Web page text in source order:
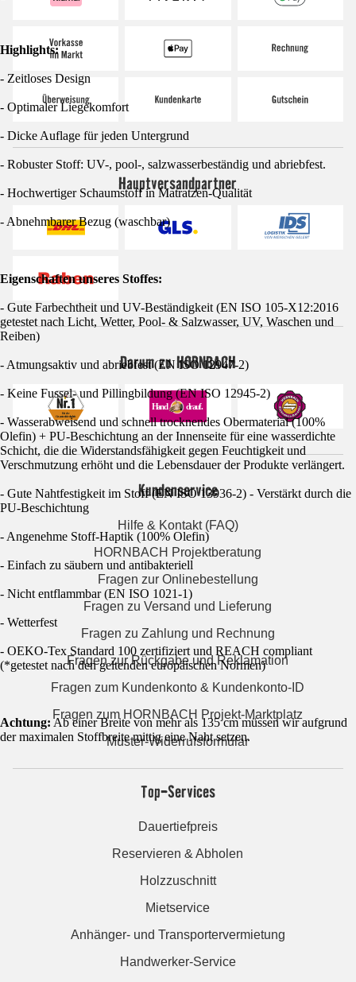
Highlights:
- Zeitloses Design
- Optimaler Liegekomfort
- Dicke Auflage für jeden Untergrund
- Robuster Stoff: UV-, pool-, salzwasserbeständig und abriebfest.
- Hochwertiger Schaumstoff in Matratzen-Qualität
- Abnehmbarer Bezug (waschbar)
Eigenschaften unseres Stoffes:
- Gute Farbechtheit und UV-Beständigkeit (EN ISO 105-X12:2016
getestet nach Licht, Wetter, Pool- & Salzwasser, UV, Waschen und
Reiben)
- Atmungsaktiv und abriebfest (EN ISO 12947-2)
- Keine Fussel- und Pillingbildung (EN ISO 12945-2)
- Wasserabweisend und schnell trocknendes Obermaterial (100%
Olefin) + PU-Beschichtung an der Innenseite für eine wasserdichte
Schicht, die die Widerstandsfähigkeit gegen Feuchtigkeit und
Verschmutzung erhöht und die Lebensdauer der Produkte verlängert.
- Gute Nahtfestigkeit im Stoff (EN ISO 13936-2) - Verstärkt durch die
PU-Beschichtung
- Angenehme Stoff-Haptik (100% Olefin)
- Einfach zu säubern und antibakteriell
- Nicht entflammbar (EN ISO 1021-1)
- Wetterfest
- OEKO-Tex Standard 100 zertifiziert und REACH compliant
(*getestet nach den geltenden europäischen Normen)
Achtung: Ab einer Breite von mehr als 135 cm müssen wir aufgrund
der maximalen Stoffbreite mittig eine Naht setzen.
Hauptversandpartner
Darum zu HORNBACH
Kundenservice
Hilfe & Kontakt (FAQ)
HORNBACH Projektberatung
Fragen zur Onlinebestellung
Fragen zu Versand und Lieferung
Fragen zu Zahlung und Rechnung
Fragen zur Rückgabe und Reklamation
Fragen zum Kundenkonto & Kundenkonto-ID
Fragen zum HORNBACH Projekt-Marktplatz
Muster-Widerrufsformular
Top-Services
Dauertiefpreis
Reservieren & Abholen
Holzzuschnitt
Mietservice
Anhänger- und Transportervermietung
Handwerker-Service